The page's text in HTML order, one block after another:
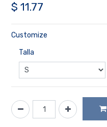
$ 11.77
Customize
Talla